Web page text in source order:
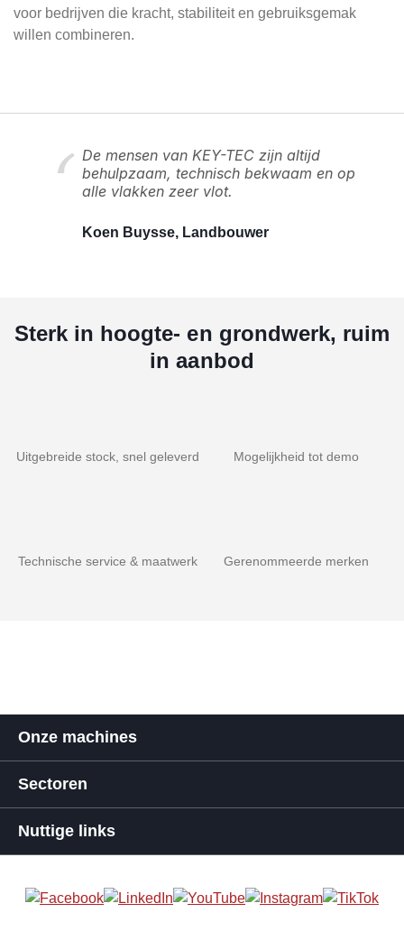
voor bedrijven die kracht, stabiliteit en gebruiksgemak
willen combineren.
De mensen van KEY-TEC zijn altijd
behulpzaam, technisch bekwaam en op
alle vlakken zeer vlot.
Koen Buysse, Landbouwer
Sterk in hoogte- en grondwerk, ruim
in aanbod
Uitgebreide stock, snel geleverd Mogelijkheid tot demo
Technische service & maatwerk Gerenommeerde merken
Onze machines
Sectoren
Nuttige links